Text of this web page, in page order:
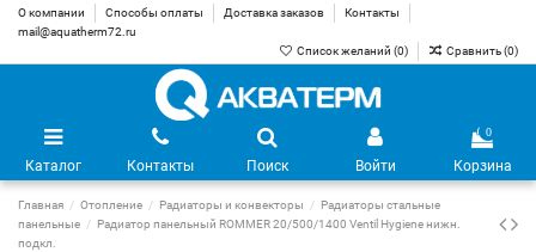
О компании Способы оплаты Доставка заказов
Контакты
mail@aquatherm72.ru
Список желаний (0) Сравнить (0)
Каталог Контакты Поиск Войти
0
Корзина
Главная Отопление Радиаторы и конвекторы
Радиаторы стальные
панельные
Радиатор панельный ROMMER 20/500/1400 Ventil Hygiene нижн.
подкл.